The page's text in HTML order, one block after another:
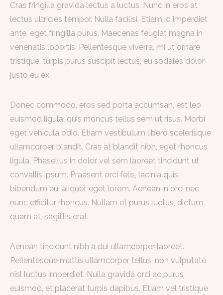
Cras fringilla gravida lectus a luctus. Nunc in eros at
lectus ultricies tempor. Nulla facilisi. Etiam id imperdiet
ante, eget fringilla purus. Maecenas feugiat magna in
venenatis lobortis. Pellentesque viverra, mi ut ornare
tristique, turpis purus suscipit lectus, eu sodales dolor
justo eu ex.
Donec commodo, eros sed porta accumsan, est leo
euismod ligula, quis rhoncus tellus sem ut risus. Morbi
eget vehicula odio. Etiam vestibulum libero scelerisque
ullamcorper blandit. Cras at blandit nibh, eget rhoncus
ligula. Phasellus in dolor vel sem laoreet tincidunt ut
convallis ipsum. Praesent orci felis, lacinia quis
bibendum eu, aliquet eget lorem. Aenean in orci nec
nunc efficitur rhoncus. Nullam et purus luctus, dictum
quam at, sagittis erat.
Aenean tincidunt nibh a dui ullamcorper laoreet.
Pellentesque mattis ullamcorper tellus, non vulputate
nisl luctus imperdiet. Nulla gravida orci ac purus
euismod, et placerat turpis dapibus. Etiam vel tristique